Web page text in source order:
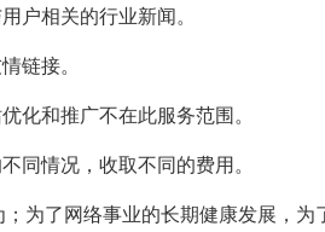
户相关的行业新闻。
链接。
化和推广不在此服务范围。
同情况，收取不同的费用。
了网络事业的长期健康发展，为